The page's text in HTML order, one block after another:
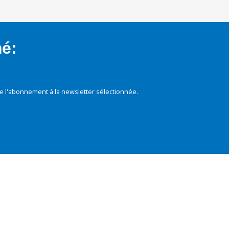
à la newsletter sélectionnée.